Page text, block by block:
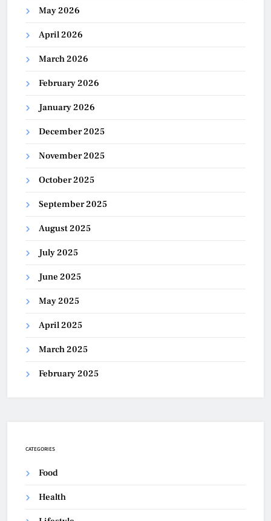
May 2026
April 2026
March 2026
February 2026
January 2026
December 2025
November 2025
October 2025
September 2025
August 2025
July 2025
June 2025
May 2025
April 2025
March 2025
February 2025
CATEGORIES
Food
Health